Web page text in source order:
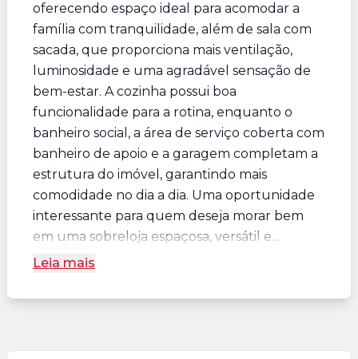
oferecendo espaço ideal para acomodar a
família com tranquilidade, além de sala com
sacada, que proporciona mais ventilação,
luminosidade e uma agradável sensação de
bem-estar. A cozinha possui boa
funcionalidade para a rotina, enquanto o
banheiro social, a área de serviço coberta com
banheiro de apoio e a garagem completam a
estrutura do imóvel, garantindo mais
comodidade no dia a dia. Uma oportunidade
interessante para quem deseja morar bem
em uma sobreloja espaçosa, versátil e...
Leia mais